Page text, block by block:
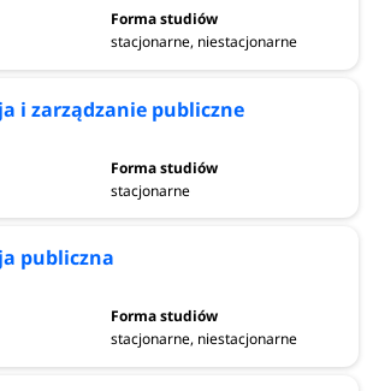
stacjonarne, niestacjonarne
i zarządzanie publiczne
stacjonarne
publiczna
stacjonarne, niestacjonarne